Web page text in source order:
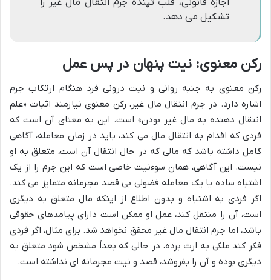
تشکیل می دهد.
رکن معنوی: نیت پنهان در پس عمل
رکن معنوی به جنبه روانی و نیت درونی فرد هنگام ارتکاب جرم
اشاره دارد. در جرم انتقال مال غیر، رکن معنوی نیازمند اثبات «علم
انتقال دهنده به مال غیر بودن» است. این به معنای آن است که
فردی که اقدام به انتقال مال می کند، باید در زمان معامله، آگاهی
کامل داشته باشد که مالی که در حال انتقال آن است، متعلق به او
نیست. این آگاهی، همان سوءنیت خاصی است که این جرم را از یک
اشتباه ساده یا یک معامله فضولی بی قصد مجرمانه متمایز می کند.
اگر فردی به اشتباه و بدون اطلاع از اینکه مال متعلق به دیگری
است، آن را منتقل کند، عمل او ممکن است دارای پیامدهای حقوقی
باشد، اما جرم انتقال مال غیر محقق نخواهد شد. برای مثال، اگر فردی
فکر کند ملکی به ارث برده، در حالی که بعداً مشخص شود متعلق به
دیگری بوده و آن را بفروشد، قصد و نیت مجرمانه ای نداشته است.